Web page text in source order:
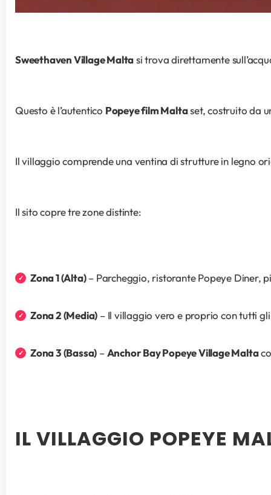
Sweethaven Village Malta si trova direttamente
Questo è l’autentico Popeye film Malta set, costruito da
Il villaggio comprende una ventina di strutture in legno
Il sito copre tre zone distinte:
Zona 1 (Alta) – Parcheggio, ristorante Popeye Diner,
Zona 2 (Media) – Il villaggio vero e proprio con tutti
Zona 3 (Bassa) – Anchor Bay Popeye Village Malta
IL VILLAGGIO POPEYE